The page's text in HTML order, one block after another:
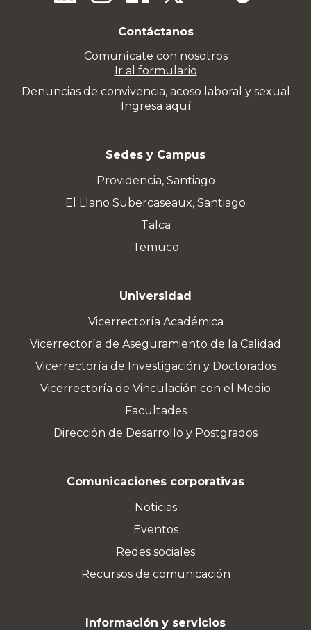
Contáctanos
Comunícate con nosotros
Ir al formulario
Denuncias de convivencia, acoso laboral y sexual
Ingresa aquí
Sedes y Campus
Providencia, Santiago
El Llano Subercaseaux, Santiago
Talca
Temuco
Universidad
Vicerrectoría Académica
Vicerrectoría de Aseguramiento de la Calidad
Vicerrectoría de Investigación y Doctorados
Vicerrectoría de Vinculación con el Medio
Facultades
Dirección de Desarrollo y Postgrados
Comunicaciones corporativas
Noticias
Eventos
Redes sociales
Recursos de comunicación
Información y servicios